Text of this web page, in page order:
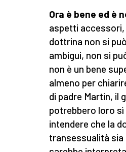
Ora è bene ed è
aspetti accessori,
dottrina non si
ambigui, non si
non è un bene
almeno per
di padre Martin, il
potrebbero loro
intendere che la
transessualità